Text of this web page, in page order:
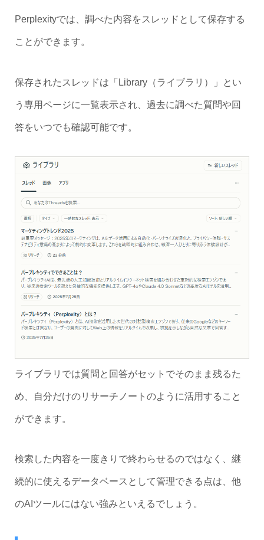
Perplexityでは、調べた内容をスレッドとして保存する
ことができます。
保存されたスレッドは「Library（ライブラリ）」とい
う専用ページに一覧表示され、過去に調べた質問や回
答をいつでも確認可能です。
ライブラリでは質問と回答がセットでそのまま残るた
め、自分だけのリサーチノートのように活用すること
ができます。
検索した内容を一度きりで終わらせるのではなく、継
続的に使えるデータベースとして管理できる点は、他
のAIツールにはない強みといえるでしょう。